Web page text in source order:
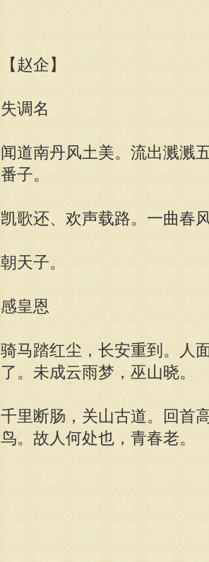
【赵企】
失调名
闻道南丹风土美。流出溅溅
番子。
凯歌还、欢声载路。一曲春
朝天子。
感皇恩
骑马踏红尘，长安重到。人
了。未成云雨梦，巫山晓。
千里断肠，关山古道。回首
鸟。故人何处也，青春老。